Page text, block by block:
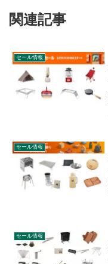
関連記事
セール情報
セール情報
セール情報